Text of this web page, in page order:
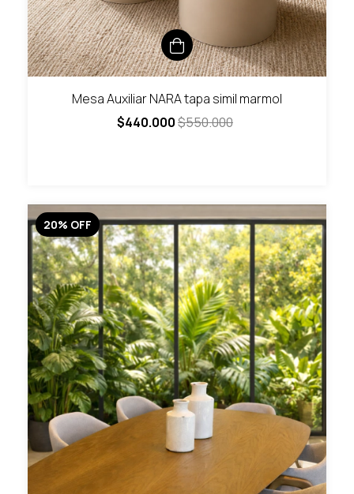
Mesa Auxiliar NARA tapa simil marmol
$440.000$550.000
20% OFF